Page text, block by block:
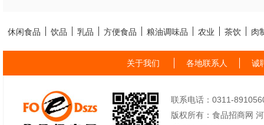
休闲食品 饮品 乳品 方便食品 粮油调味品 农业 茶饮 肉
关于我们 各地联系人 诚
联系电话：0311-
版权所有：食品招商网